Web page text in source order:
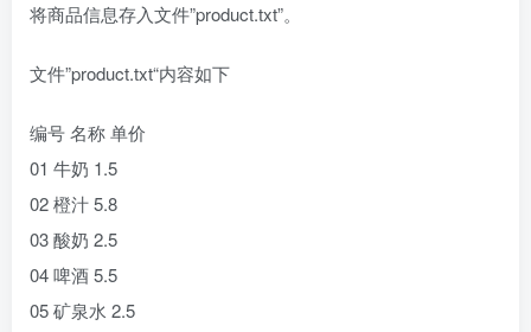
将商品信息存入文件”product.txt”。
文件”product.txt“内容如下
编号 名称 单价
01 牛奶 1.5
02 橙汁 5.8
03 酸奶 2.5
04 啤酒 5.5
05 矿泉水 2.5